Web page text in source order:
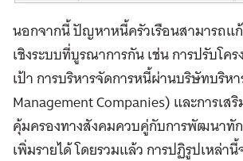
นอกจากนี้ ปัญหาหนี้ครัวเรือนสามารถแ
เชิงระบบที่บูรณาการกัน เช่น การปรับโค
เป้า การบริหารจัดการหนี้ผ่านบริษัทบริห
Management Companies) และการเส
คุ้มครองทางสังคมควบคู่กับการพัฒนาทัก
เพิ่มรายได้ โดยรวมแล้ว การปฏิรูปเหล่า